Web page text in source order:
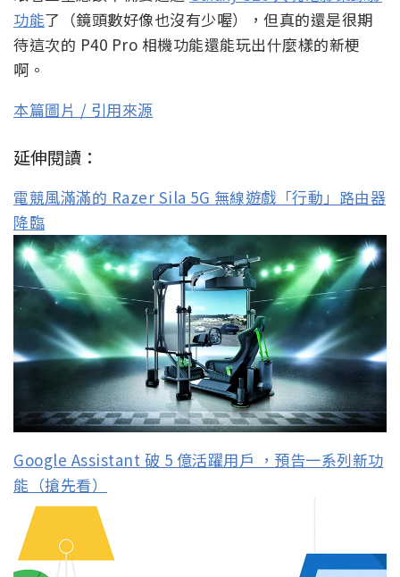
功能了（鏡頭數好像也沒有少喔），但真的還是很期
待這次的 P40 Pro 相機功能還能玩出什麼樣的新梗
啊。
本篇圖片 / 引用來源
延伸閱讀：
電競風滿滿的 Razer Sila 5G 無線遊戲「行動」路由器
降臨
Google Assistant 破 5 億活躍用戶 ，預告一系列新功
能（搶先看）